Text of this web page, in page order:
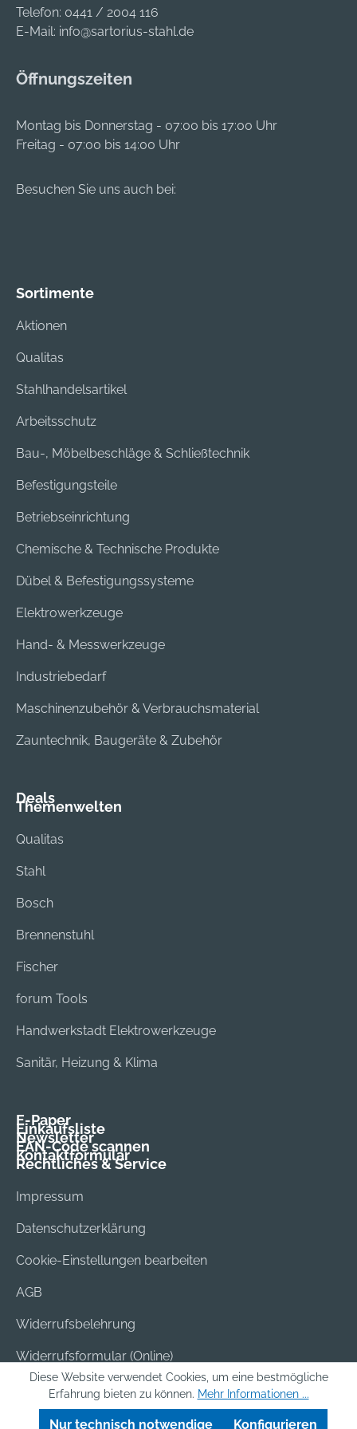
Telefon: 0441 / 2004 116
E-Mail: info@sartorius-stahl.de
Öffnungszeiten
Montag bis Donnerstag - 07:00 bis 17:00 Uhr
Freitag - 07:00 bis 14:00 Uhr
Besuchen Sie uns auch bei:
Sortimente
Aktionen
Qualitas
Stahlhandelsartikel
Arbeitsschutz
Bau-, Möbelbeschläge & Schließtechnik
Befestigungsteile
Betriebseinrichtung
Chemische & Technische Produkte
Dübel & Befestigungssysteme
Elektrowerkzeuge
Hand- & Messwerkzeuge
Industriebedarf
Maschinenzubehör & Verbrauchsmaterial
Zauntechnik, Baugeräte & Zubehör
Deals
Themenwelten
Qualitas
Stahl
Bosch
Brennenstuhl
Fischer
forum Tools
Handwerkstadt Elektrowerkzeuge
Sanitär, Heizung & Klima
E-Paper
Einkaufsliste
Newsletter
EAN-Code scannen
Kontaktformular
Rechtliches & Service
Impressum
Datenschutzerklärung
Cookie-Einstellungen bearbeiten
AGB
Widerrufsbelehrung
Widerrufsformular (Online)
Versand & Bezahlung
Batterieentsorgung
Diese Website verwendet Cookies, um eine bestmögliche
Erfahrung bieten zu können. Mehr Informationen ...
Nur technisch notwendige Konfigurieren